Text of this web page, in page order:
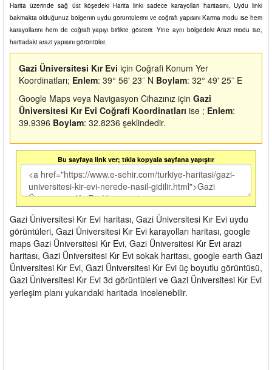
Harita üzerinde sağ üst köşedeki Harita linki sadece karayolları haritasını, Uydu linki
bakmakta olduğunuz bölgenin uydu görüntülerini ve coğrafi yapısını Karma modu ise hem
karayollarını hem de coğrafi yapıyı birlikte gösterir. Yine aynı bölgedeki Arazi modu ise,
haritadaki arazi yapısını görüntüler.
Gazi Üniversitesi Kır Evi için Coğrafi Konum Yer
Koordinatları; Enlem: 39° 56' 23¨ N Boylam: 32° 49' 25¨ E
Google Maps veya Navigasyon Cihazınız için Gazi
Üniversitesi Kır Evi Coğrafi Koordinatları ise ; Enlem:
39.9396 Boylam: 32.8236 şeklindedir.
Bu sayfaya link ver; tıkla kopyala sayfana yapıştır
Gazi Üniversitesi Kır Evi haritası, Gazi Üniversitesi Kır Evi uydu
görüntüleri, Gazi Üniversitesi Kır Evi karayolları haritası, google
maps Gazi Üniversitesi Kır Evi, Gazi Üniversitesi Kır Evi arazi
haritası, Gazi Üniversitesi Kır Evi sokak haritası, google earth Gazi
Üniversitesi Kır Evi, Gazi Üniversitesi Kır Evi üç boyutlu görüntüsü,
Gazi Üniversitesi Kır Evi 3d görüntüleri ve Gazi Üniversitesi Kır Evi
yerleşim planı yukarıdaki haritada incelenebilir.